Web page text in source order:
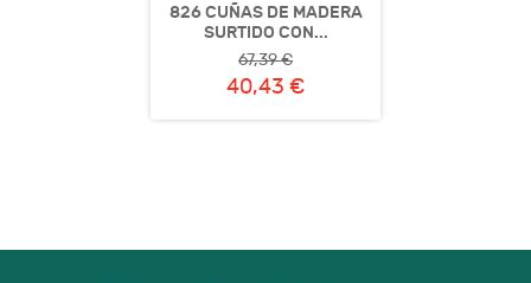
826 CUÑAS DE MADERA
SURTIDO CON...
67,39 €
40,43 €